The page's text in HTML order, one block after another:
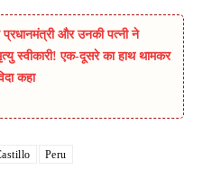
प्रधानमंत्री और उनकी पत्नी ने
स्वीकारी! एक-दूसरे का हाथ थामकर
कहा
Peru